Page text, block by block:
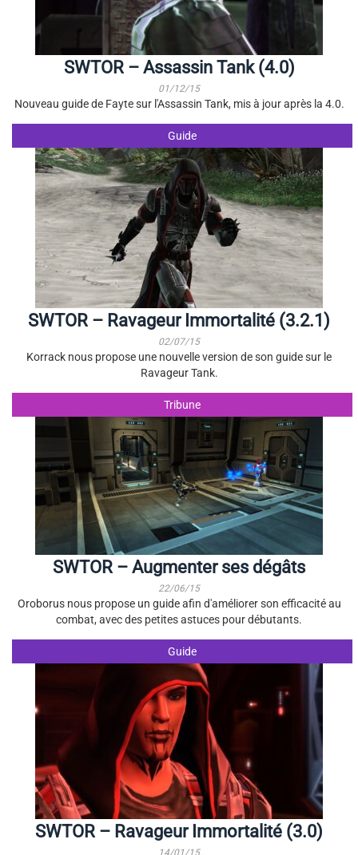
SWTOR – Assassin Tank (4.0)
01/12/15
Nouveau guide de Fayte sur l'Assassin Tank, mis à jour après la 4.0.
Guide
SWTOR – Ravageur Immortalité (3.2.1)
02/07/15
Korrack nous propose une nouvelle version de son guide sur le
Ravageur Tank.
Tribune
SWTOR – Augmenter ses dégâts
22/06/15
Oroborus nous propose un guide afin d'améliorer son efficacité au
combat, avec des petites astuces pour débutants.
Guide
SWTOR – Ravageur Immortalité (3.0)
14/01/15